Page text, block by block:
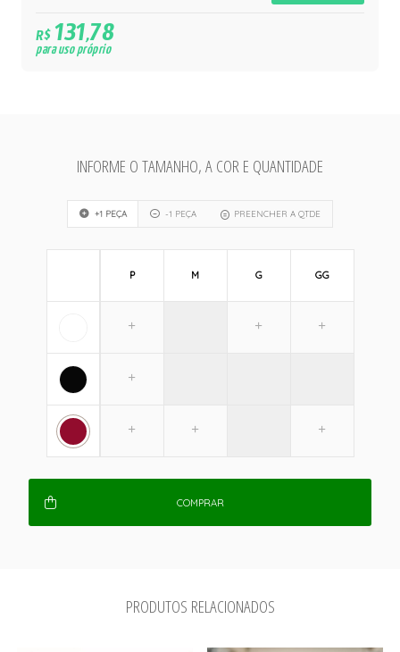
R$131,78
para uso próprio
INFORME O TAMANHO, A COR E QUANTIDADE
+1 PEÇA -1 PEÇA PREENCHER A QTDE
P M G GG
COMPRAR
PRODUTOS RELACIONADOS